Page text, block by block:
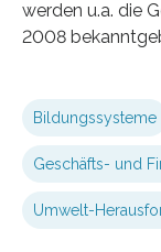
werden u.a. die
2008
Bildungssysteme
Geschäfts- und
Umwelt-